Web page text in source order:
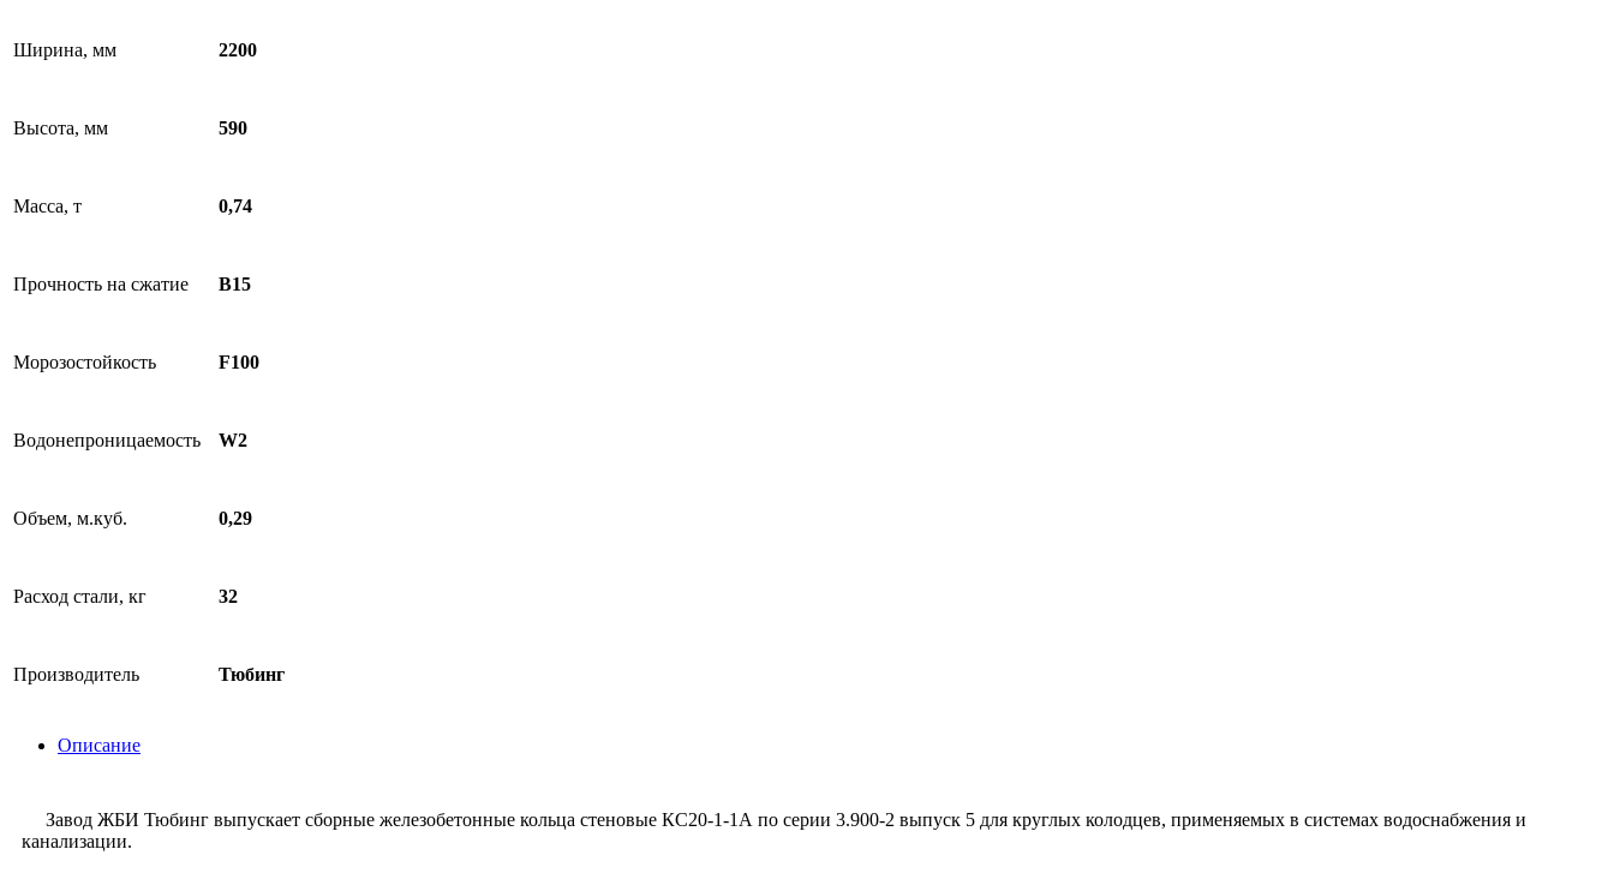
Ширина, мм 2200
Высота, мм 590
Масса, т 0,74
Прочность на сжатие B15
Морозостойкость F100
Водонепроницаемость W2
Объем, м.куб. 0,29
Расход стали, кг 32
Производитель Тюбинг
Описание
Завод ЖБИ Тюбинг выпускает сборные железобетонные кольца стеновые КС20-1-1А по серии 3.900-2 выпуск 5 для круглых колодцев, применяемых в системах водоснабжения и
канализации.